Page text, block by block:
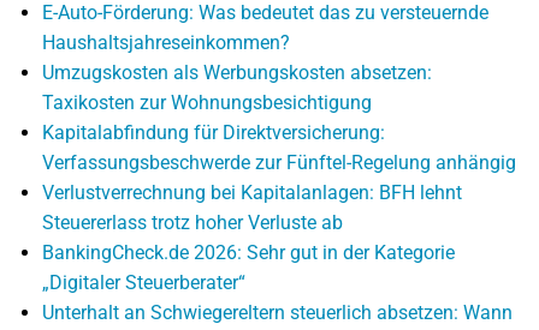
E-Auto-Förderung: Was bedeutet das zu versteuernde
Haushaltsjahreseinkommen?
Umzugskosten als Werbungskosten absetzen:
Taxikosten zur Wohnungsbesichtigung
Kapitalabfindung für Direktversicherung:
Verfassungsbeschwerde zur Fünftel-Regelung anhängig
Verlustverrechnung bei Kapitalanlagen: BFH lehnt
Steuererlass trotz hoher Verluste ab
BankingCheck.de 2026: Sehr gut in der Kategorie
„Digitaler Steuerberater“
Unterhalt an Schwiegereltern steuerlich absetzen: Wann